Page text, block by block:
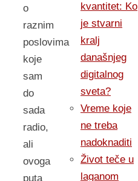
o
raznim
poslovima
koje
sam
do
sada
radio,
ali
ovoga
puta
kvantitet: Ko
je stvarni
kralj
današnjeg
digitalnog
sveta?
Vreme koje
ne treba
nadoknaditi
Život teče u
laganom